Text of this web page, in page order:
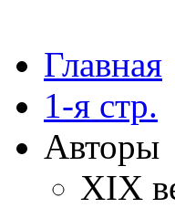
Главная
1-я стр.
Авторы
XIX